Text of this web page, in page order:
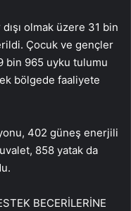
olmak üzere 31 bin
Çocuk ve gençler
bin 965 uyku tulumu
bölgede faaliyete
402 güneş enerjili
858 yatak da
BECERİLERİNE